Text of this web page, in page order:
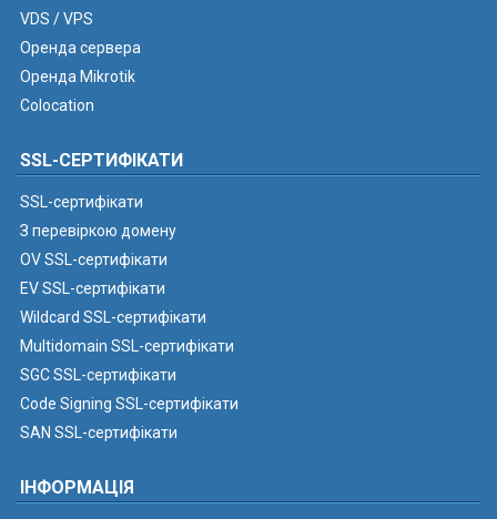
VDS / VPS
Оренда сервера
Оренда Mikrotik
Colocation
SSL-СЕРТИФІКАТИ
SSL-сертифікати
З перевіркою домену
OV SSL-сертифікати
EV SSL-сертифікати
Wildcard SSL-сертифікати
Multidomain SSL-сертифікати
SGC SSL-сертифікати
Code Signing SSL-сертифікати
SAN SSL-сертифікати
ІНФОРМАЦІЯ